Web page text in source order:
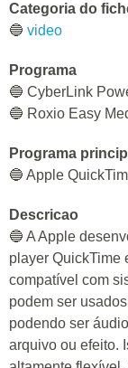
Categoria do
🔵 video
Programa
🔵 CyberLink
🔵 Roxio Easy
Programa
🔵 Apple
Descricao
🔵 A Apple
player QuickTime
compatível com
podem ser
podendo ser
arquivo ou efeito.